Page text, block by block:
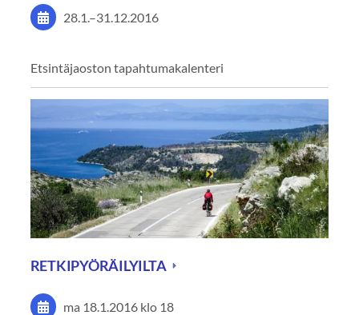
28.1. –31.12.2016
Etsintäjaoston tapahtumakalenteri
RETKIPYÖRÄILYILTA
ma 18.1.2016 klo 18